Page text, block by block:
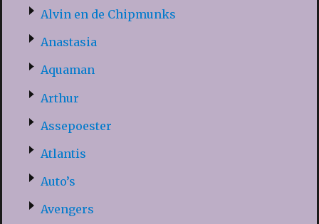
Alvin en de Chipmunks
Anastasia
Aquaman
Arthur
Assepoester
Atlantis
Auto’s
Avengers